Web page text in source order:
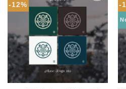
-12%
望輕
單」
-